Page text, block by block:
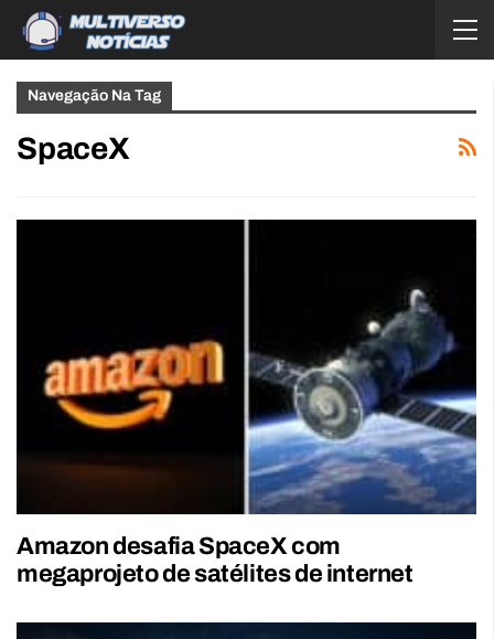
Navegação Na Tag
SpaceX
Amazon desafia SpaceX com
megaprojeto de satélites de internet